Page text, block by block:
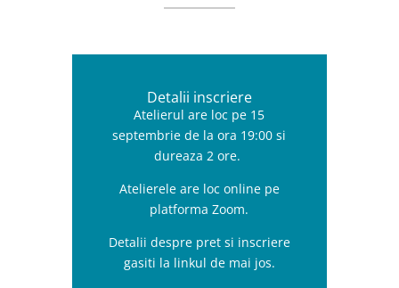
Detalii inscriere
Atelierul are loc pe 15
septembrie de la ora 19:00 si
dureaza 2 ore.
Atelierele are loc online pe
platforma Zoom.
Detalii despre pret si inscriere
gasiti la linkul de mai jos.